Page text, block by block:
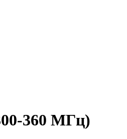
360 МГц)